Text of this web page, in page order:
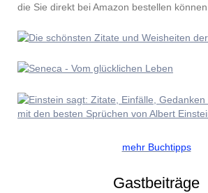
k
die Sie direkt bei Amazon bestellen können.
mehr Buchtipps
Gastbeiträge